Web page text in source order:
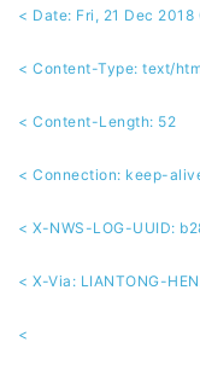
< Date: Fri, 21 Dec 2018
< Content-Type: text/
< Content-Length: 52
< Connection: keep-
< X-NWS-LOG-UUID:
< X-Via: LIANTONG-
<